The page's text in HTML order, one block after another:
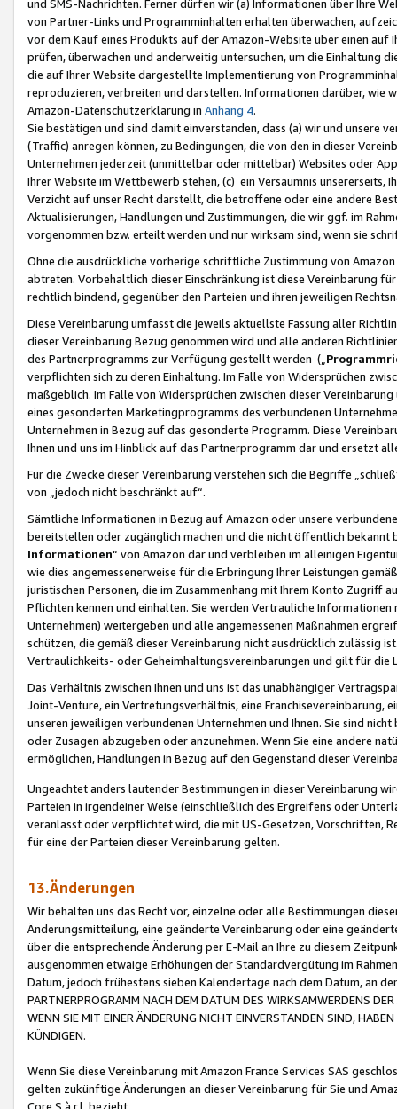
und SMS-Nachrichten. Ferner dürfen wir (a) Informationen über Ihre
von Partner-Links und Programminhalten erhalten überwachen,
vor dem Kauf eines Produkts auf der Amazon-Website über einen
prüfen, überwachen und anderweitig untersuchen, um die Einhaltung
die auf Ihrer Website dargestellte Implementierung von
reproduzieren, verbreiten und darstellen. Informationen darüber, wie
Amazon-Datenschutzerklärung in Anhang 4.
Sie bestätigen und sind damit einverstanden, dass (a) wir und
(Traffic) anregen können, zu Bedingungen, die von den in dieser
Unternehmen jederzeit (unmittelbar oder mittelbar) Websites oder
Ihrer Website im Wettbewerb stehen, (c) ein Versäumnis unsererseits,
Verzicht auf unser Recht darstellt, die betroffene oder eine andere
Aktualisierungen, Handlungen und Zustimmungen, die wir ggf. im
vorgenommen bzw. erteilt werden und nur wirksam sind, wenn sie
Ohne die ausdrückliche vorherige schriftliche Zustimmung von
abtreten. Vorbehaltlich dieser Einschränkung ist diese Vereinbarung
rechtlich bindend, gegenüber den Parteien und ihren jeweiligen
Diese Vereinbarung umfasst die jeweils aktuellste Fassung aller
dieser Vereinbarung Bezug genommen wird und alle anderen
des Partnerprogramms zur Verfügung gestellt werden („
verpflichten sich zu deren Einhaltung. Im Falle von Widersprüchen
maßgeblich. Im Falle von Widersprüchen zwischen dieser
eines gesonderten Marketingprogramms des verbundenen
Unternehmen in Bezug auf das gesonderte Programm. Diese
Ihnen und uns im Hinblick auf das Partnerprogramm dar und ersetzt
Für die Zwecke dieser Vereinbarung verstehen sich die Begriffe
von „jedoch nicht beschränkt auf“.
Sämtliche Informationen in Bezug auf Amazon oder unsere
bereitstellen oder zugänglich machen und die nicht öffentlich
Informationen“ von Amazon dar und verbleiben im alleinigen
wie dies angemessenerweise für die Erbringung Ihrer Leistungen
juristischen Personen, die im Zusammenhang mit Ihrem Konto
Pflichten kennen und einhalten. Sie werden Vertrauliche
Unternehmen) weitergeben und alle angemessenen Maßnahmen
schützen, die gemäß dieser Vereinbarung nicht ausdrücklich zulässig
Vertraulichkeits- oder Geheimhaltungsvereinbarungen und gilt für die
Das Verhältnis zwischen Ihnen und uns ist das unabhängiger
Joint-Venture, ein Vertretungsverhältnis, eine Franchisevereinbarung,
unseren jeweiligen verbundenen Unternehmen und Ihnen. Sie sind
oder Zusagen abzugeben oder anzunehmen. Wenn Sie eine andere
ermöglichen, Handlungen in Bezug auf den Gegenstand dieser
Ungeachtet anders lautender Bestimmungen in dieser Vereinbarung
Parteien in irgendeiner Weise (einschließlich des Ergreifens oder
veranlasst oder verpflichtet wird, die mit US-Gesetzen, Vorschriften,
für eine der Parteien dieser Vereinbarung gelten.
13.Änderungen
Wir behalten uns das Recht vor, einzelne oder alle Bestimmungen
Änderungsmitteilung, eine geänderte Vereinbarung oder eine
über die entsprechende Änderung per E-Mail an Ihre zu diesem
ausgenommen etwaige Erhöhungen der Standardvergütung im
Datum, jedoch frühestens sieben Kalendertage nach dem Datum, an
PARTNERPROGRAMM NACH DEM DATUM DES WIRKSAMWERDENS
WENN SIE MIT EINER ÄNDERUNG NICHT EINVERSTANDEN SIND,
KÜNDIGEN.
Wenn Sie diese Vereinbarung mit Amazon France Services SAS
gelten zukünftige Änderungen an dieser Vereinbarung für Sie und
Core S.à r.l. bezieht.